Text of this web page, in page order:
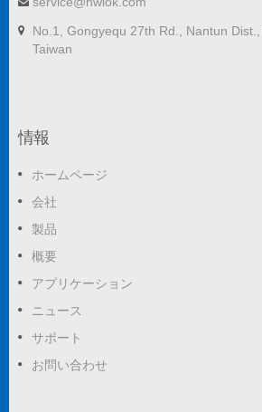
No.1, Gongyequ 27th Rd., Nantun Dist.,
Taiwan
情報
ホームページ
会社
製品
概要
アプリケーション
ニュース
サポート
お問い合わせ